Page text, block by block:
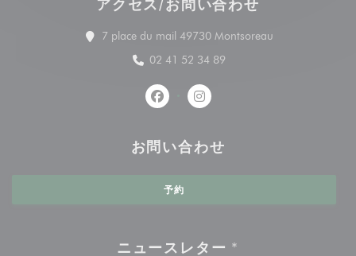
アクセス/お問い合わせ
7 place du mail 49730 Montsoreau((新しいウィン
02 41 52 34 89
Facebook ((新しいウィンドウで開
Instagram ((新しいウィン
お問い合わせ
予約
ニュースレター *